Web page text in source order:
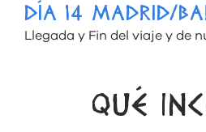
DÍA 14 MADRID/
Llegada y Fin del viaje y de
QUÉ